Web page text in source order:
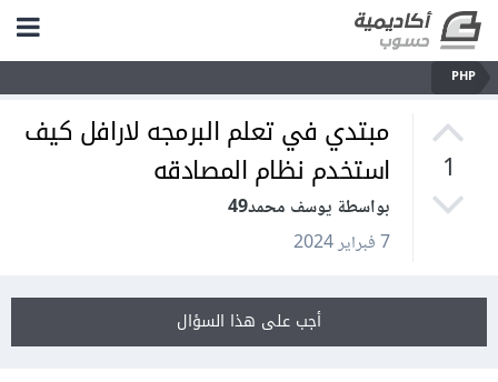
PHP
1
مبتدي في تعلم البرمجه لارافل كيف
استخدم نظام المصادقه
بواسطة يوسف محمد49
7 فبراير 2024
أجب على هذا السؤال